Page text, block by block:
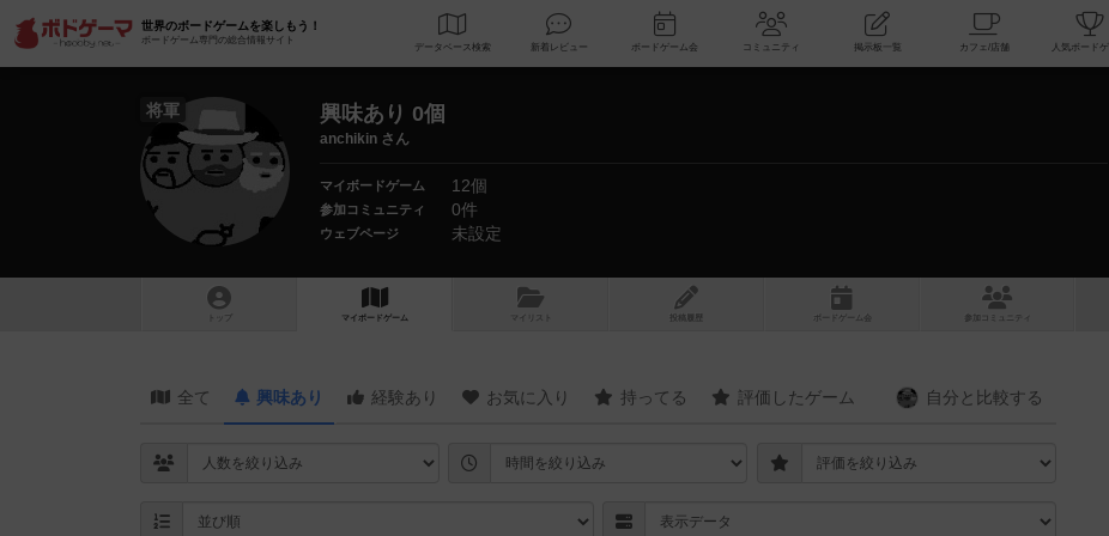
世界のボードゲームを楽しもう！
ボードゲーム専門の総合情報サイト
データベース 検索 新着レビュー ボードゲーム会 コミュニティ 掲示板一覧 カフェ/
将軍 興味あり 0個
anchikin さん
マイボードゲーム 12個
参加コミュニティ 0件
ウェブページ 未設定
トップ マイボードゲーム マイリスト 投稿履歴 ボ ドゲ ーム コミュニティ
全て 興味あり 経験あり お気に入り 持ってる 評価したゲーム 自分と 比較する